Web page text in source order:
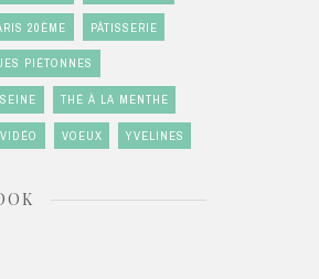
20ÈME PÂTISSERIE
PIÉTONNES
SEINE THÉ À LA MENTHE
VIDÉO VOEUX YVELINES